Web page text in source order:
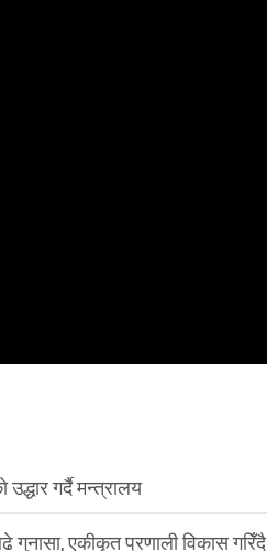
गर्दै मन्त्रालय
गुनासा, एकीकृत प्रणाली विकास गरिँदै